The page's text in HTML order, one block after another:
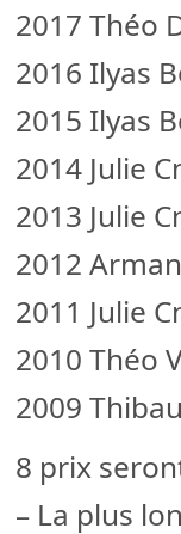
2017 Théo
2016 Ilyas
2015 Ilyas
2014 Julie
2013 Julie
2012
2011 Julie
2010 Théo
2009
8 prix
– La plus